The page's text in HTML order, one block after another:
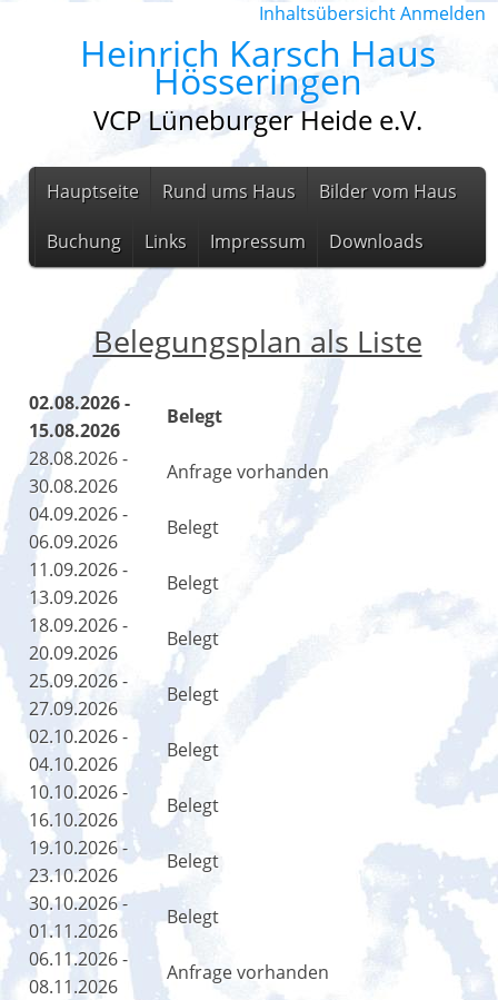
InhaltsübersichtAnmelden
Heinrich Karsch Haus
Hösseringen
VCP Lüneburger Heide e.V.
Hauptseite Rund ums Haus Bilder vom Haus
Buchung Links Impressum Downloads
Belegungsplan als Liste
02.08.2026 -
15.08.2026
Belegt
28.08.2026 -
30.08.2026
Anfrage vorhanden
04.09.2026 -
06.09.2026
Belegt
11.09.2026 -
13.09.2026
Belegt
18.09.2026 -
20.09.2026
Belegt
25.09.2026 -
27.09.2026
Belegt
02.10.2026 -
04.10.2026
Belegt
10.10.2026 -
16.10.2026
Belegt
19.10.2026 -
23.10.2026
Belegt
30.10.2026 -
01.11.2026
Belegt
06.11.2026 -
08.11.2026
Anfrage vorhanden